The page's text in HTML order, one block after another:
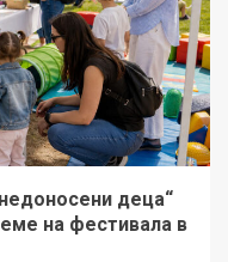
деца“
на фестивала в